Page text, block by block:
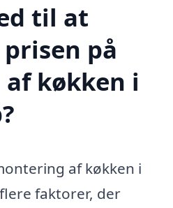
til at
på
køkken i
af køkken i
faktorer, der